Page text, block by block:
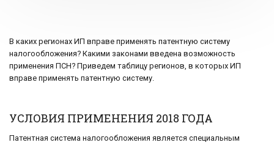
В каких регионах ИП вправе применять патентную систему
налогообложения? Какими законами введена возможность
применения ПСН? Приведем таблицу регионов, в которых ИП
вправе применять патентную систему.
УСЛОВИЯ ПРИМЕНЕНИЯ 2018 ГОДА
Патентная система налогообложения является специальным